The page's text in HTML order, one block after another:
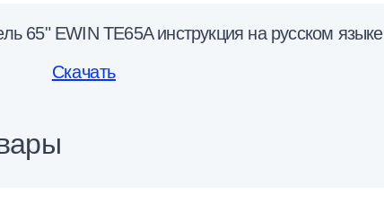
65" EWIN TE65A инструкция на русском языке
Скачать